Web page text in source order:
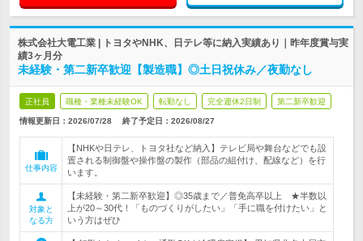
株式会社大電工業 | トヨタやNHK、日テレ等に納入実績あり｜昨年度賞与実
績3ヶ月分
未経験・第二新卒歓迎【製造職】◎土日祝休み／夜勤なし
正社員 職種・業種未経験OK 転勤なし 完全週休2日制 第二新卒歓迎
情報更新日：2026/07/28 終了予定日： 2026/08/27
仕事内容
【NHKや日テレ、トヨタ社など納入】テレビ局や舞台などでも設
置される制御盤や操作盤の製作（部品の組付け、配線など）を行
います。
対象と
なる方
【未経験・第二新卒歓迎】◎35歳まで／普免高卒以上 ★半数以
上が20～30代！「ものづくりがしたい」「手に職を付けたい」と
いう方はぜひ